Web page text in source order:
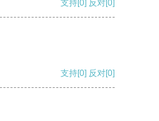
支持[0] 反对[0]
支持[0] 反对[0]